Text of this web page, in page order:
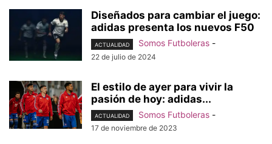
Diseñados para cambiar el juego:
adidas presenta los nuevos F50
ACTUALIDAD Somos Futboleras -
22 de julio de 2024
El estilo de ayer para vivir la
pasión de hoy: adidas...
ACTUALIDAD Somos Futboleras -
17 de noviembre de 2023